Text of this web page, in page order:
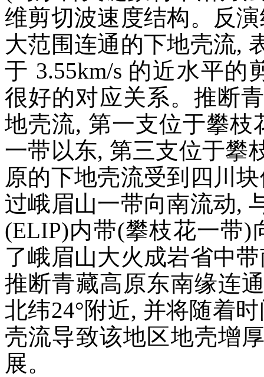
维剪切波速度结构。反
大范围连通的下地壳流,
于 3.55km/s 的近水平
很好的对应关系。推断
地壳流, 第一支位于攀
一带以东, 第三支位于攀
原的下地壳流受到四川
过峨眉山一带向南流动,
(ELIP)内带(攀枝花一带)
了峨眉山大火成岩省中
推断青藏高原东南缘连
北纬24°附近, 并将随着
壳流导致该地区地壳增
展。